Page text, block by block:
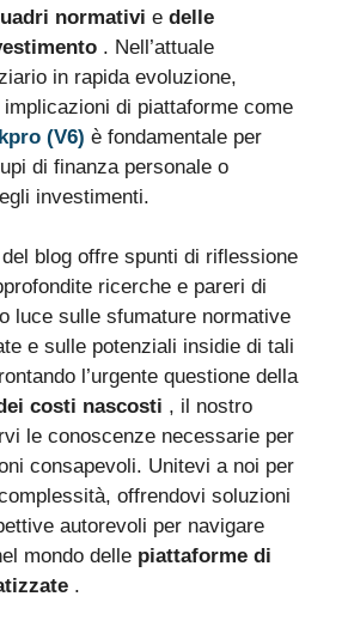
normativi e delle
. Nell’attuale
in rapida evoluzione,
di piattaforme come
(V6) è fondamentale per
di finanza personale o
investimenti.
blog offre spunti di riflessione
ricerche e pareri di
luce sulle sfumature normative
e sulle potenziali insidie di tali
l’urgente questione della
costi nascosti , il nostro
le conoscenze necessarie per
consapevoli. Unitevi a noi per
offrendovi soluzioni
autorevoli per navigare
mondo delle piattaforme di
.